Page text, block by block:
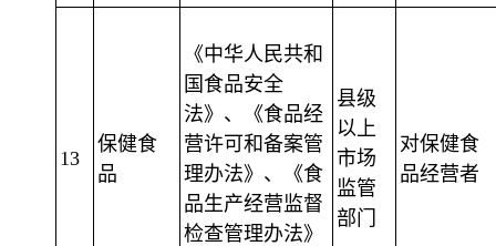
13
保健食
品
《中华人民共和
国食品安全
法》、《食品经
营许可和备案管
理办法》、《食
品生产经营监督
检查管理办法》
县级
以上
市场
监管
部门
对保健食
品经营者